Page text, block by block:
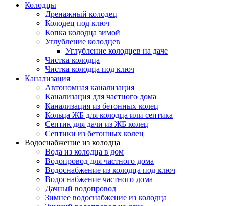
Колодцы
Дренажный колодец
Колодец под ключ
Копка колодца зимой
Углубление колодцев
Углубление колодцев на даче
Чистка колодца
Чистка колодца под ключ
Канализация
Автономная канализация
Канализация для частного дома
Канализация из бетонных колец
Кольца ЖБ для колодца или септика
Септик для дачи из ЖБ колец
Септики из бетонных колец
Водоснабжение из колодца
Вода из колодца в дом
Водопровод для частного дома
Водоснабжение из колодца под ключ
Водоснабжение частного дома
Дачный водопровод
Зимнее водоснабжение из колодца